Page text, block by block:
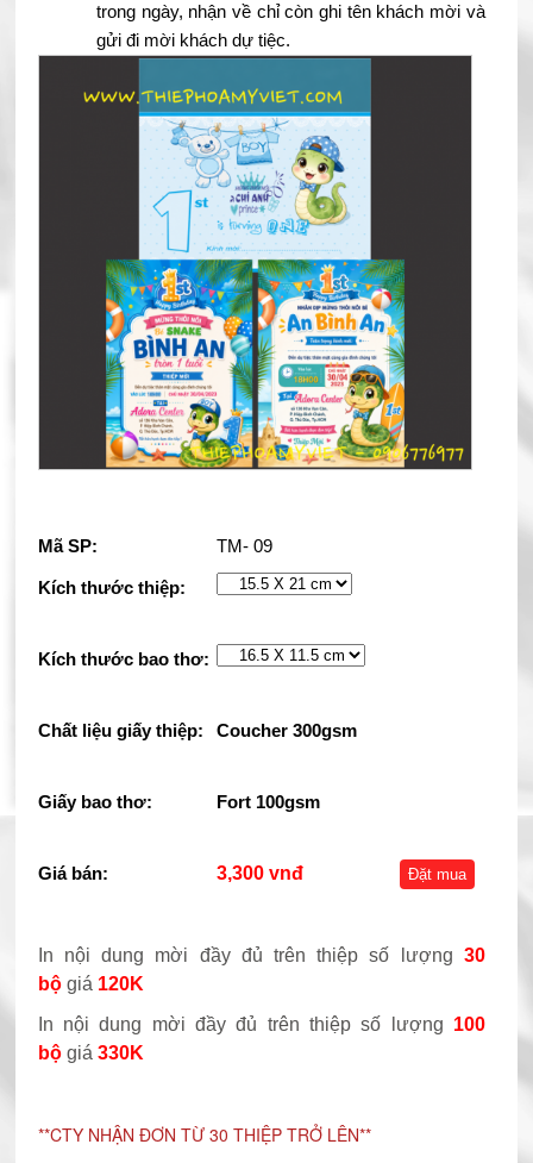
trong ngày, nhận về chỉ còn ghi tên khách mời và
gửi đi mời khách dự tiệc.
Mã SP: TM- 09
Kích thước thiệp:
Kích thước bao thơ:
Chất liệu giấy thiệp: Coucher 300gsm
Giấy bao thơ: Fort 100gsm
Giá bán: 3,300 vnđ Đặt mua
In nội dung mời đầy đủ trên thiệp số lượng 30
bộgiá 120K
In nội dung mời đầy đủ trên thiệp số lượng 100
bộgiá 330K
**CTY NHẬN ĐƠN TỪ 30 THIỆP TRỞ LÊN**